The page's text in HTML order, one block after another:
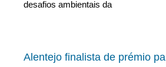
desafios ambientais da
Alentejo finalista de prémio